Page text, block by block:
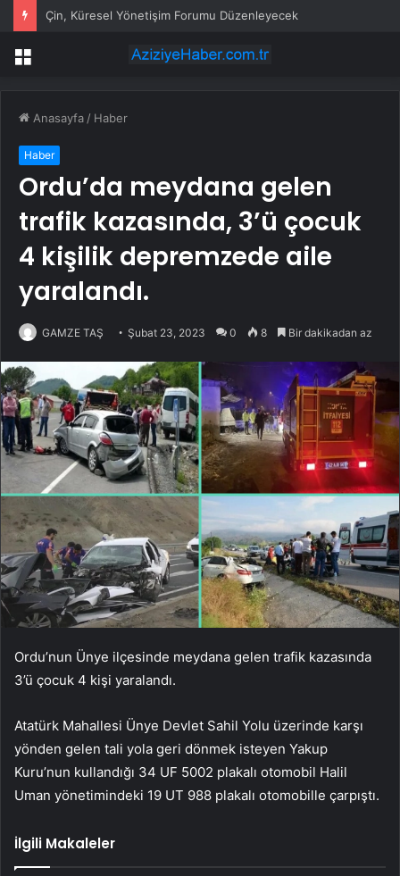
Çin, Küresel Yönetişim Forumu Düzenleyecek
Menü
Anasayfa / Haber
Haber
Ordu’da meydana gelen
trafik kazasında, 3’ü çocuk
4 kişilik depremzede aile
yaralandı.
GAMZE TAŞ Şubat 23, 2023 0 8 Bir dakikadan az
Ordu’nun Ünye ilçesinde meydana gelen trafik kazasında
3’ü çocuk 4 kişi yaralandı.
Atatürk Mahallesi Ünye Devlet Sahil Yolu üzerinde karşı
yönden gelen tali yola geri dönmek isteyen Yakup
Kuru’nun kullandığı 34 UF 5002 plakalı otomobil Halil
Uman yönetimindeki 19 UT 988 plakalı otomobille çarpıştı.
İlgili Makaleler